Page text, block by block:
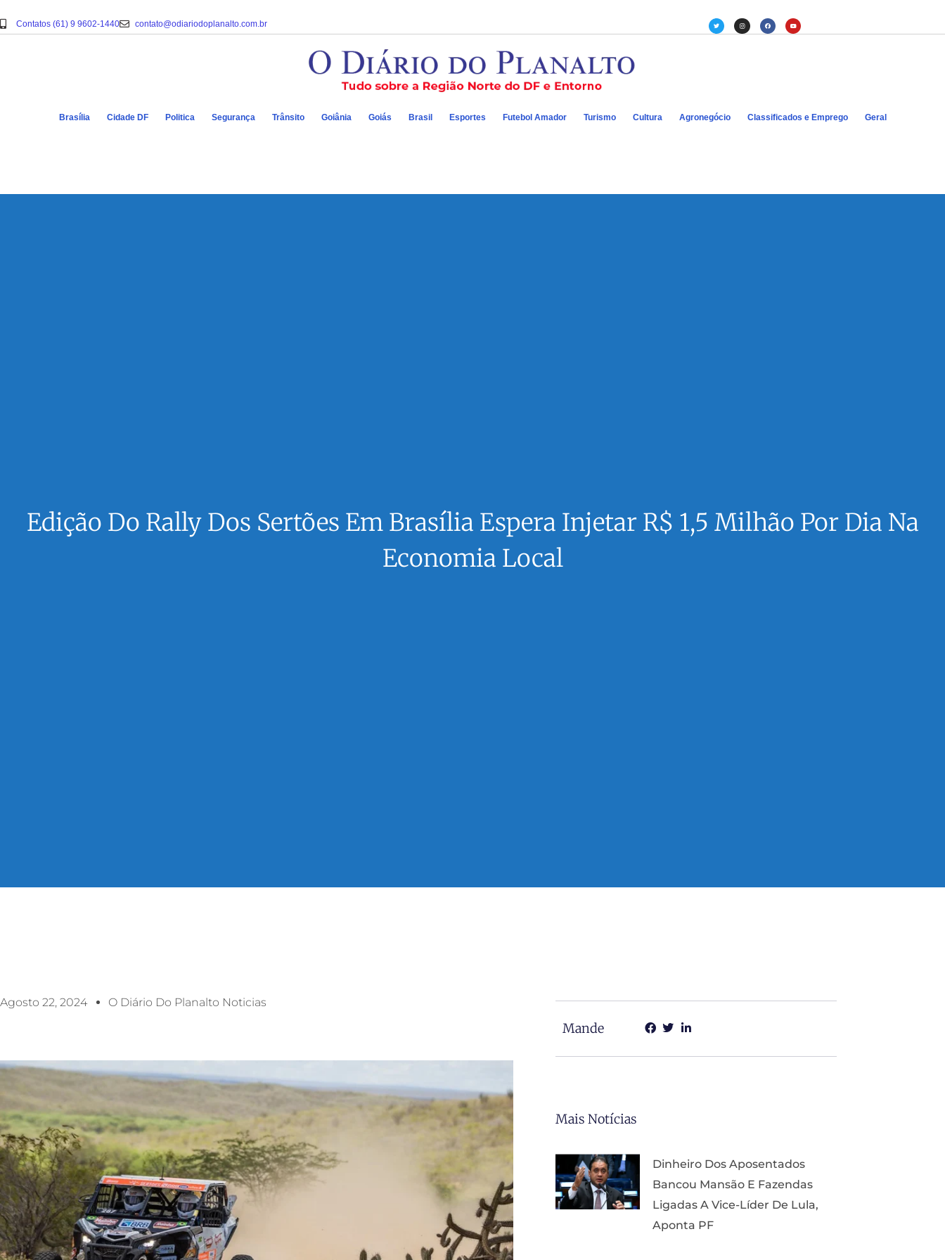
Contatos (61) 9 9602-1440 contato@odiariodoplanalto.com.br
Brasília Cidade DF Politica Segurança Trânsito Goiânia Goiás Brasil Esportes Futebol Amador Turismo Cultura Agronegócio Classificados e Emprego Geral
Edição Do Rally Dos Sertões Em Brasília Espera Injetar R$ 1,5 Milhão Por Dia Na
Economia Local
Agosto 22, 2024 O Diário Do Planalto Noticias
Mande
Mais Notícias
Dinheiro Dos Aposentados
Bancou Mansão E Fazendas
Ligadas A Vice-Líder De Lula,
Aponta PF